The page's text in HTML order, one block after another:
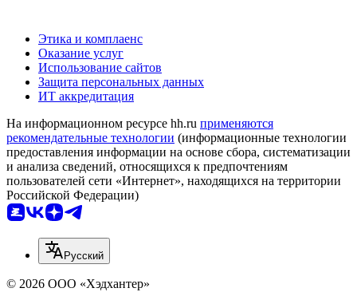
Этика и комплаенс
Оказание услуг
Использование сайтов
Защита персональных данных
ИТ аккредитация
На информационном ресурсе hh.ru применяются
рекомендательные технологии (информационные технологии
предоставления информации на основе сбора, систематизации
и анализа сведений, относящихся к предпочтениям
пользователей сети «Интернет», находящихся на территории
Российской Федерации)
Русский
© 2026 ООО «Хэдхантер»